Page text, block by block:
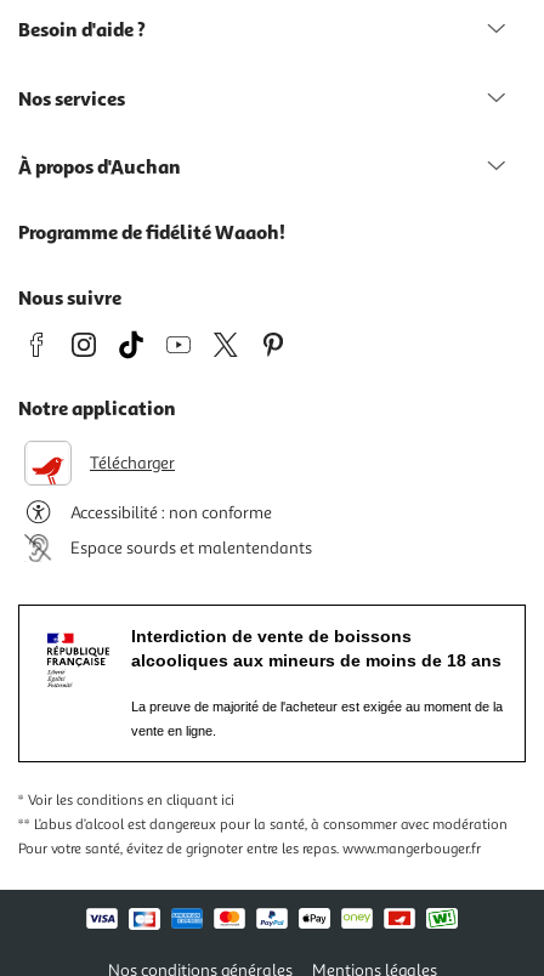
Besoin d'aide ?
Nos services
À propos d'Auchan
Programme de fidélité Waaoh!
Nous suivre
Notre application
Télécharger
Accessibilité : non conforme
Espace sourds et malentendants
Interdiction de vente de boissons
alcooliques aux mineurs de moins de 18 ans
La preuve de majorité de l'acheteur est exigée au moment de la
vente en ligne.
* Voir les conditions en cliquant ici
** L’abus d’alcool est dangereux pour la santé, à consommer avec modération
Pour votre santé, évitez de grignoter entre les repas. www.mangerbouger.fr
Nos conditions générales Mentions légales